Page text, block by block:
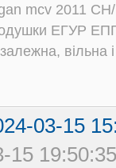
mcv 2011
ЕГУР
вільна
03-15
15